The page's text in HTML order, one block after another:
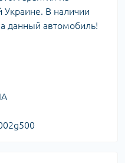
Украине. В наличии
данный автомобиль!